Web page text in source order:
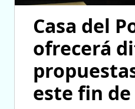
Casa del
ofrecerá
este fin